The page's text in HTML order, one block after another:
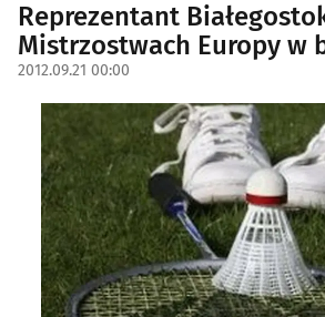
Reprezentant
Mistrzostwach Europy w
2012.09.21 00:00